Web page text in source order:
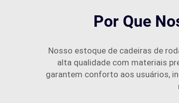
Por Que
Nosso estoque de cadeiras de
alta qualidade com materiais
garantem conforto aos usuários,